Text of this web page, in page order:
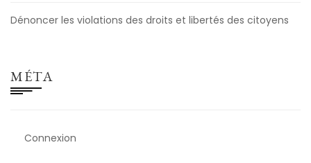
Dénoncer les violations des droits et libertés des citoyens
MÉTA
Connexion